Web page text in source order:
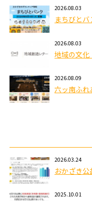
2026.08.03
まちびと
2026.08.03
地域の文化
2026.08.09
六ッ南ふれ
2026.03.24
おかざき
2025.10.01